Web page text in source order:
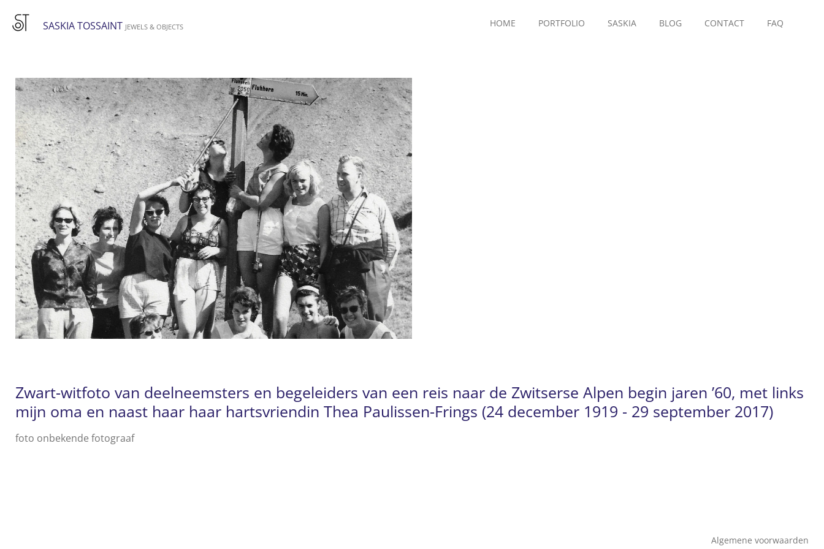
Ga
direct
SASKIA TOSSAINT JEWELS & OBJECTS HOME PORTFOLIO SASKIA BLOG CONTACT FAQ
Zwart-witfoto van deelneemsters en begeleiders van een reis naar de Zwitserse Alpen begin jaren ’60, met links
mijn oma en naast haar haar hartsvriendin Thea Paulissen-Frings (24 december 1919 - 29 september 2017)
foto onbekende fotograaf
Algemene voorwaarden